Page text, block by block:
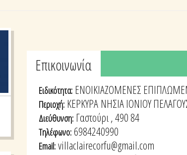
Tabs group καταχώρησης
Επικοινωνία
tab)
Ειδικότητα: ΕΝΟΙΚΙΑΖΟΜΕΝΕΣ
Περιοχή: ΚΕΡΚΥΡΑ ΝΗΣΙΑ ΙΟΝΙΟΥ
Διεύθυνση: Γαστούρι , 490 84
Τηλέφωνο:6984240990
Email:villaclairecorfu@gmail.com